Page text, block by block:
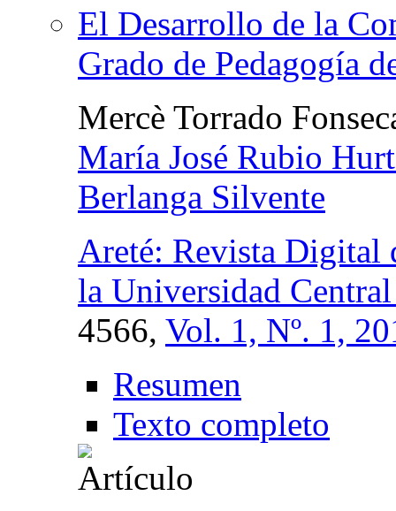
El Desarrollo de la
Grado de Pedagogía
Mercè Torrado
María José Rubio
Berlanga Silvente
Areté: Revista Digital
la Universidad Central
4566, Vol. 1, Nº. 1,
Resumen
Texto completo